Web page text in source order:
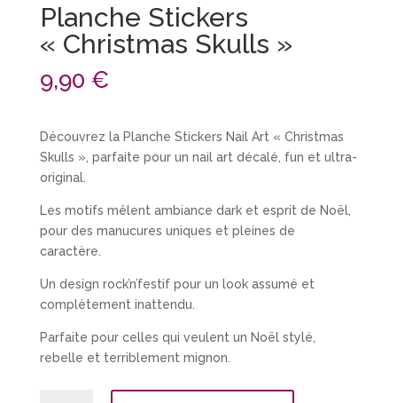
Planche Stickers
« Christmas Skulls »
9,90 €
Découvrez la Planche Stickers Nail Art « Christmas
Skulls », parfaite pour un nail art décalé, fun et ultra-
original.
Les motifs mêlent ambiance dark et esprit de Noël,
pour des manucures uniques et pleines de
caractère.
Un design rock’n’festif pour un look assumé et
complètement inattendu.
Parfaite pour celles qui veulent un Noël stylé,
rebelle et terriblement mignon.